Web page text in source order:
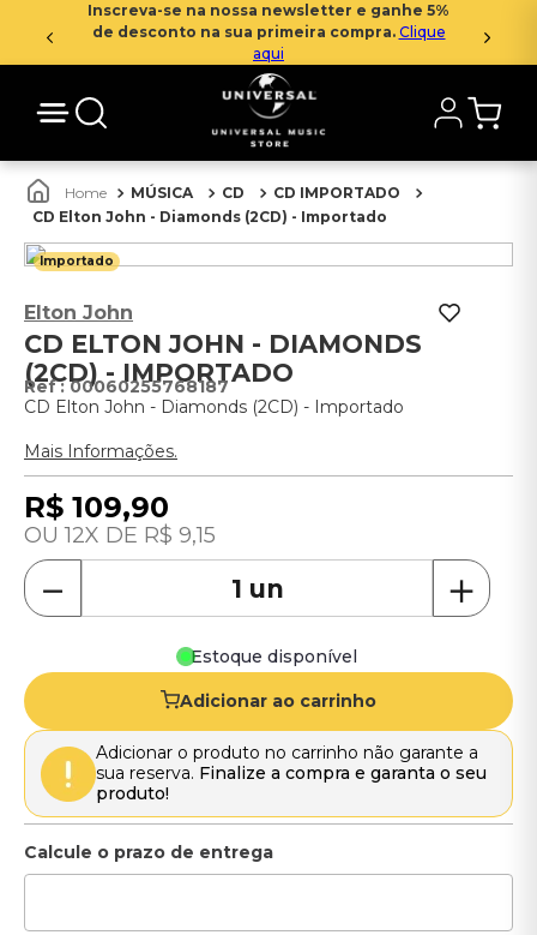
Inscreva-se na nossa newsletter e ganhe 5%
de desconto na sua primeira compra. Clique
aqui
MÚSICA CD
CD IMPORTADO
CD Elton John - Diamonds (2CD) - Importado
Importado
Elton John
CD ELTON JOHN - DIAMONDS
(2CD) - IMPORTADO
:00060255768187
CD Elton John - Diamonds (2CD) - Importado
Mais Informações.
R$ 109,90
12 R$ 9,15
＋
－
Estoque disponível
Adicionar ao carrinho
Adicionar o produto no carrinho não garante a
sua reserva. Finalize a compra e garanta o seu
produto!